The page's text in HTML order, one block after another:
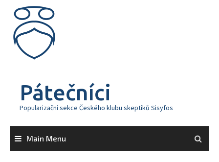
content
Pátečníci
Popularizační sekce Českého klubu skeptiků Sisyfos
Main Menu